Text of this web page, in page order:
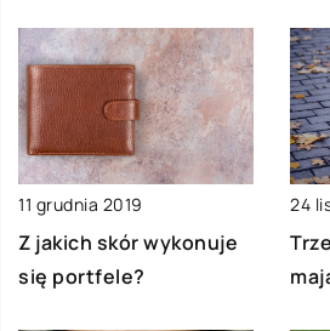
11 grudnia 2019
Z jakich skór wykonuje
się portfele?
24